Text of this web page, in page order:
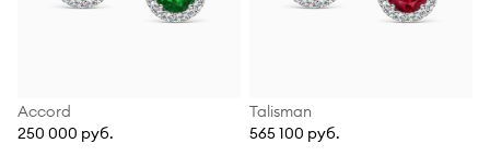
Accord
250 000 руб.
Talisman
565 100 руб.